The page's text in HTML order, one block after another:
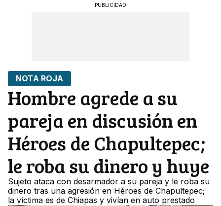
PUBLICIDAD
NOTA ROJA
Hombre agrede a su
pareja en discusión en
Héroes de Chapultepec;
le roba su dinero y huye
Sujeto ataca con desarmador a su pareja y le roba su
dinero tras una agresión en Héroes de Chapultepec;
la víctima es de Chiapas y vivían en auto prestado